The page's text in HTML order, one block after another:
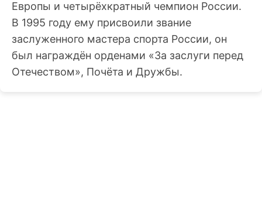
Европы и четырёхкратный чемпион России.
В 1995 году ему присвоили звание
заслуженного мастера спорта России, он
был награждён орденами «За заслуги перед
Отечеством», Почёта и Дружбы.